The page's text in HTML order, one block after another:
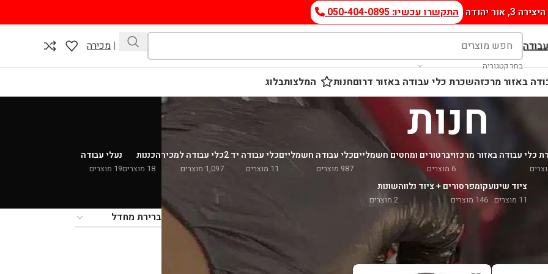
היצירה 3, אור יהודה התקשרו עכשיו: 050-404-0895
בחר קטגוריה
השכרה| מכירה
באזור מרכזהשכרת כלי עבודה באזור דרוםחנות המלצותבלוג
חנות
כלי עבודה באזור מרכזויברטורים ומחטים חשמליים
6 מוצרים
כלי עבודה חשמליים
987 מוצרים
כלי עבודה יד 2
11 מוצרים
כלי עבודה למכירה
1,097 מוצרים
כננות
18 מוצרים
נעלי עבודה
19 מוצרים
ציוד שינוע
11 מוצרים
קומפרסורים + ציוד נלווה
146 מוצרים
שונות
2 מוצרים